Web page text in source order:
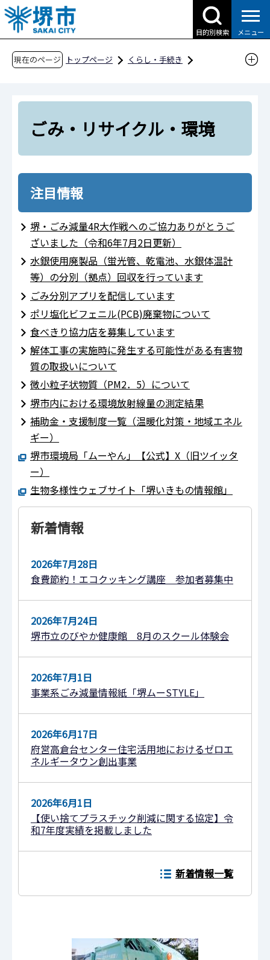
こ
の
ペ
目的別検索 メニュー
現在のページ トップページ
くらし・手続き
ごみ・リサイクル・環境
注目情報
堺・ごみ減量4R大作戦へのご協力ありがとうご
ざいました（令和6年7月2日更新）
水銀使用廃製品（蛍光管、乾電池、水銀体温計
等）の分別（拠点）回収を行っています
ごみ分別アプリを配信しています
ポリ塩化ビフェニル(PCB)廃棄物について
食べきり協力店を募集しています
解体工事の実施時に発生する可能性がある有害物
質の取扱いについて
微小粒子状物質（PM2．5）について
堺市内における環境放射線量の測定結果
補助金・支援制度一覧（温暖化対策・地域エネル
ギー）
堺市環境局「ムーやん」【公式】X（旧ツイッタ
ー）
生物多様性ウェブサイト「堺いきもの情報館」
新着情報
2026年7月28日
食費節約！エコクッキング講座 参加者募集中
2026年7月24日
堺市立のびやか健康館 8⽉のスクール体験会
2026年7月1日
事業系ごみ減量情報紙「堺ムーSTYLE」
2026年6月17日
府営高倉台センター住宅活用地におけるゼロエ
ネルギータウン創出事業
2026年6月1日
【使い捨てプラスチック削減に関する協定】令
和7年度実績を掲載しました
新着情報一覧